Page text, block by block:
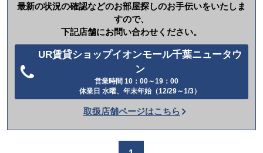
最新の状況の確認などのお部屋探しのお手伝いをいたしま
すので、
下記店舗にお問い合わせください。
UR賃貸ショップイオンモール千葉ニュータウ
ン
営業時間 10：00～19：00
休業日 水曜、年末年始（12/29～1/3）
取扱店舗ページはこちら